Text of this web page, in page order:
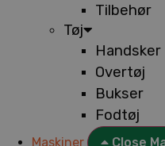
Tilbehør
Tøj
Handsker
Overtøj
Bukser
Fodtøj
Maskiner Close